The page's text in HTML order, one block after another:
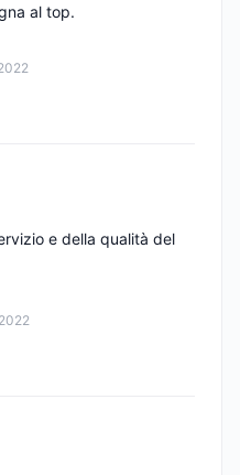
al top.
e della qualità del